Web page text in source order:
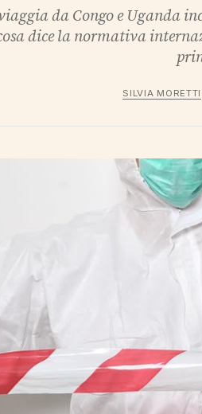
da Congo e Uganda
dice la normativa
SILVIA MORETTI